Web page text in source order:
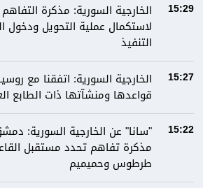
15:29
لاستكمال عملية التحويل ودخول
التنفيذ
15:27
الخارجية السورية: اتفقنا مع
قواعدها ومنشآتها ذات الطابع
15:22
"سانا" عن الخارجية السورية:
مذكرة تفاهم تحدد مستقبل
طرطوس وحميميم